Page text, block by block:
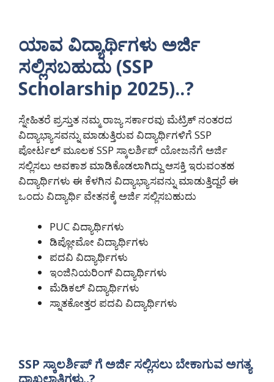
ಯಾವ ವಿದ್ಯಾರ್ಥಿಗಳು ಅರ್ಜಿ
ಸಲ್ಲಿಸಬಹುದು (SSP
Scholarship 2025)..?
ಸ್ನೇಹಿತರೆ ಪ್ರಸ್ತುತ ನಮ್ಮ ರಾಜ್ಯ ಸರ್ಕಾರವು ಮೆಟ್ರಿಕ್ ನಂತರದ
ವಿದ್ಯಾಭ್ಯಾಸವನ್ನು ಮಾಡುತ್ತಿರುವ ವಿದ್ಯಾರ್ಥಿಗಳಿಗೆ SSP
ಪೋರ್ಟಲ್ ಮೂಲಕ SSP ಸ್ಕಾಲರ್ಶಿಪ್ ಯೋಜನೆಗೆ ಅರ್ಜಿ
ಸಲ್ಲಿಸಲು ಅವಕಾಶ ಮಾಡಿಕೊಡಲಾಗಿದ್ದು ಆಸಕ್ತಿ ಇರುವಂತಹ
ವಿದ್ಯಾರ್ಥಿಗಳು ಈ ಕೆಳಗಿನ ವಿದ್ಯಾಭ್ಯಾಸವನ್ನು ಮಾಡುತ್ತಿದ್ದರೆ ಈ
ಒಂದು ವಿದ್ಯಾರ್ಥಿ ವೇತನಕ್ಕೆ ಅರ್ಜಿ ಸಲ್ಲಿಸಬಹುದು
PUC ವಿದ್ಯಾರ್ಥಿಗಳು
ಡಿಪ್ಲೋಮೋ ವಿದ್ಯಾರ್ಥಿಗಳು
ಪದವಿ ವಿದ್ಯಾರ್ಥಿಗಳು
ಇಂಜಿನಿಯರಿಂಗ್ ವಿದ್ಯಾರ್ಥಿಗಳು
ಮೆಡಿಕಲ್ ವಿದ್ಯಾರ್ಥಿಗಳು
ಸ್ನಾತಕೋತ್ತರ ಪದವಿ ವಿದ್ಯಾರ್ಥಿಗಳು
SSP ಸ್ಕಾಲರ್ಶಿಪ್ ಗೆ ಅರ್ಜಿ ಸಲ್ಲಿಸಲು ಬೇಕಾಗುವ ಅಗತ್ಯ
ದಾಖಲಾತಿಗಳು..?